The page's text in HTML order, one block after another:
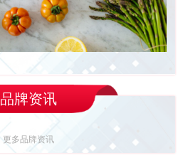
品牌资讯
更多品牌资讯